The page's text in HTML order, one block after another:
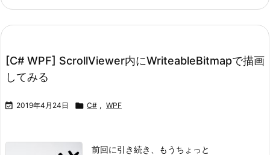
[C# WPF] ScrollViewer内にWriteableBitmapで描画
してみる
 2019年4月24日  C# , WPF
前回に引き続き、もうちょっと